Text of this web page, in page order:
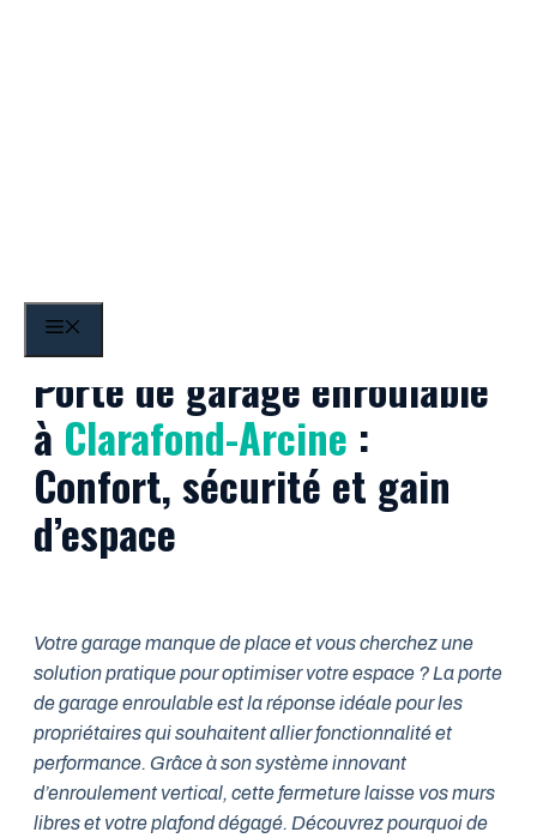
Porte de garage enroulable
à Clarafond-Arcine :
Confort, sécurité et gain
d’espace
Votre garage manque de place et vous cherchez une
solution pratique pour optimiser votre espace ? La porte
de garage enroulable est la réponse idéale pour les
propriétaires qui souhaitent allier fonctionnalité et
performance. Grâce à son système innovant
d’enroulement vertical, cette fermeture laisse vos murs
libres et votre plafond dégagé. Découvrez pourquoi de